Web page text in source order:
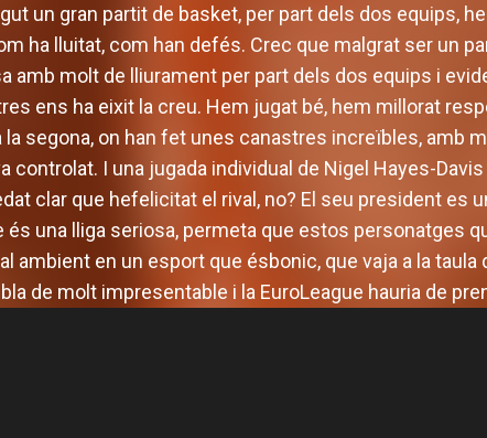
un gran partit de basket, per part dels dos equips,
ha lluitat, com han defés. Crec que malgrat ser un
amb molt de lliurament per part dels dos equips i
ens ha eixit la creu. Hem jugat bé, hem millorat
la segona, on han fet unes canastres increïbles, amb
controlat. I una jugada individual de Nigel Hayes-
clar que hefelicitat el rival, no? El seu president es
és una lliga seriosa, permeta que estos personatges
ambient en un esport que ésbonic, que vaja a la
de molt impresentable i la EuroLeague hauria de